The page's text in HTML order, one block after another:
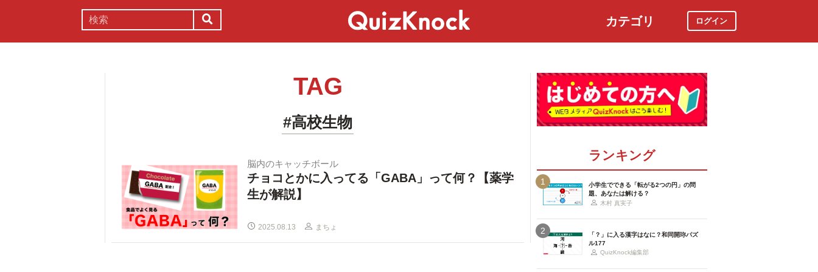
カテゴリ ログイン
TAG
#高校生物
脳内のキャッチボール
チョコとかに入ってる「GABA」って何？【薬学
生が解説】
2025.08.13 まちょ
ランキング
1
小学生でできる「転がる2つの円」の問
題、あなたは解ける？
木村 真実子
2
「？」に入る漢字はなに？和同開珎パズ
ル177
QuizKnock編集部